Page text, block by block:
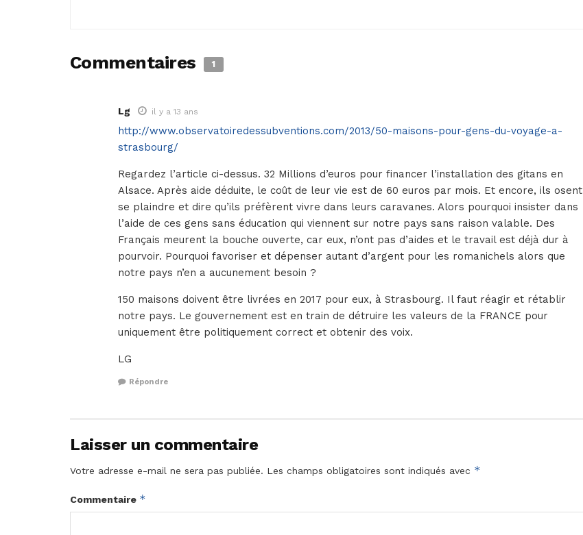
Commentaires 1
Lg il y a 13 ans
http://www.observatoiredessubventions.com/2013/50-maisons-pour-gens-du-voyage-a-
strasbourg/
Regardez l’article ci-dessus. 32 Millions d’euros pour financer l’installation des gitans en
Alsace. Après aide déduite, le coût de leur vie est de 60 euros par mois. Et encore, ils osent
se plaindre et dire qu’ils préfèrent vivre dans leurs caravanes. Alors pourquoi insister dans
l’aide de ces gens sans éducation qui viennent sur notre pays sans raison valable. Des
Français meurent la bouche ouverte, car eux, n’ont pas d’aides et le travail est déjà dur à
pourvoir. Pourquoi favoriser et dépenser autant d’argent pour les romanichels alors que
notre pays n’en a aucunement besoin ?
150 maisons doivent être livrées en 2017 pour eux, à Strasbourg. Il faut réagir et rétablir
notre pays. Le gouvernement est en train de détruire les valeurs de la FRANCE pour
uniquement être politiquement correct et obtenir des voix.
LG
Répondre
Laisser un commentaire
Votre adresse e-mail ne sera pas publiée. Les champs obligatoires sont indiqués avec *
Commentaire *